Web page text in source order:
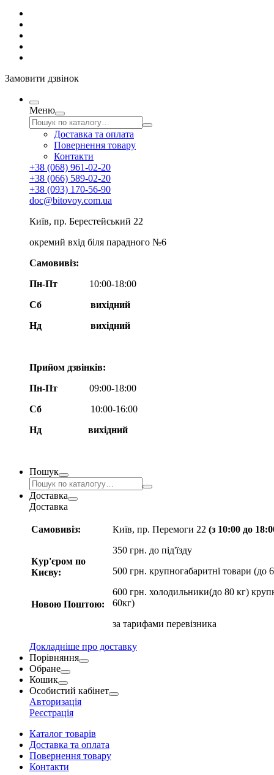
Замовити дзвінок
Меню
Доставка та оплата
Повернення товару
Контакти
+38 (068) 961-02-20
+38 (066) 589-02-20
+38 (093) 170-56-90
doc@bitovoy.com.ua
Київ, пр. Берестейський 22
окремий вхід біля парадного №6
Самовивіз:
Пн-Пт
10:00-18:00
Сб
вихідний
Нд
вихідний
Прийом дзвінків:
Пн-Пт
09:00-18:00
Сб
10:00-16:00
Нд вихідний
Пошук
Доставка
Доставка
Самовивіз:
Кур'єром по
Києву:
Новою Поштою:
Київ, пр. Перемоги 22 (з 10:00 до
350 грн. до під'їзду
500 грн. крупногабаритні товари (до
600 грн. холодильники(до 80 кг)
60кг)
за тарифами перевізника
Докладніше про доставку
Порівняння
Обране
Кошик
Особистий кабінет
Авторизація
Реєстрація
Каталог товарів
Доставка та оплата
Повернення товару
Контакти